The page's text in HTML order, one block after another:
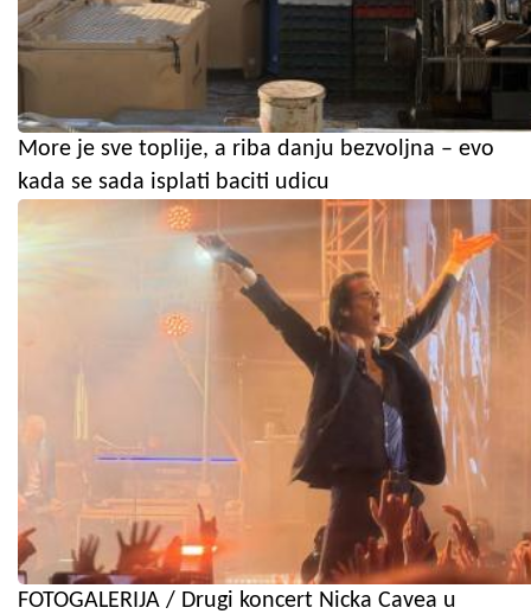
More je sve toplije, a riba danju bezvoljna – evo
kada se sada isplati baciti udicu
FOTOGALERIJA / Drugi koncert Nicka Cavea u